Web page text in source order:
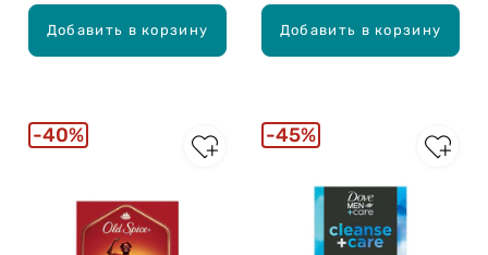
Добавить в корзину Добавить в корзину
40% 45%